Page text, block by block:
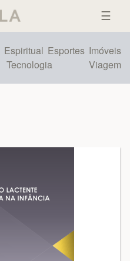
☰
Espiritual Esportes Imóveis
Tecnologia Viagem